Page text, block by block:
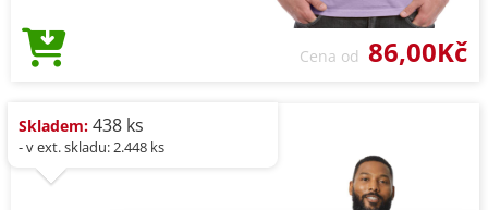
Cena od 86,00Kč
Skladem: 438 ks
- v ext. skladu: 2.448 ks